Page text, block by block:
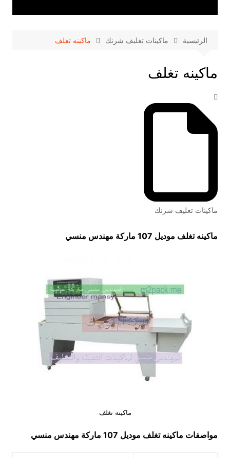
الرئيسية ماكينات تغليف شرنك ماكينه تغلف
ماكينه تغلف
ماكينات تغليف شرنك
ماكينه تغلف موديل 107 ماركة مهندس منسي
ماكينه تغلف
مواصفات ماكينه تغلف موديل 107 ماركة مهندس منسي